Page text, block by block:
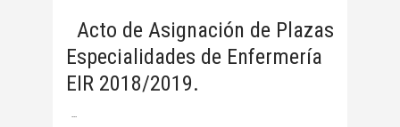
Acto de Asignación de Plazas
Especialidades de Enfermería
EIR 2018/2019.